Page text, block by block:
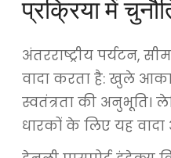
प्रक्रिया में
अंतरराष्ट्रीय पर्यटन,
वादा करता है: खुले
स्वतंत्रता की अनुभूति।
धारकों के लिए यह वादा